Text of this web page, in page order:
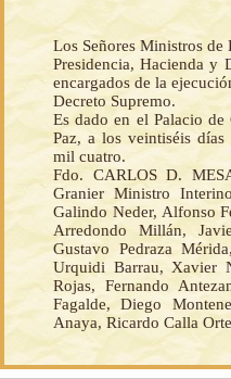
Los Señores Ministros de
Presidencia, Hacienda y
encargados de la
Decreto Supremo.
Es dado en el Palacio
Paz, a los veintiséis
mil cuatro.
Fdo. CARLOS D.
Granier Ministro
Galindo Neder, Alfonso
Arredondo Millán,
Gustavo Pedraza
Urquidi Barrau, Xavier
Rojas, Fernando
Fagalde, Diego
Anaya, Ricardo Calla